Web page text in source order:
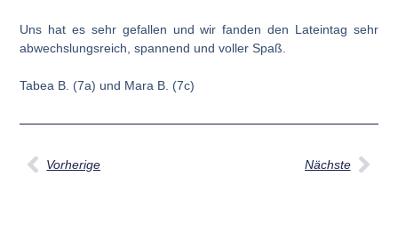
Uns hat es sehr gefallen und wir fanden den Lateintag sehr
abwechslungsreich, spannend und voller Spaß.
Tabea B. (7a) und Mara B. (7c)
Vorherige Nächste